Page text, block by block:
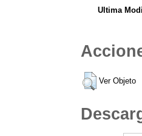
Ultima
Ver Objeto